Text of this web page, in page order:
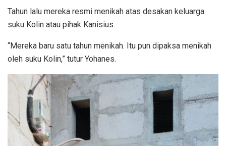
Tahun lalu mereka resmi menikah atas desakan keluarga
suku Kolin atau pihak Kanisius.
“Mereka baru satu tahun menikah. Itu pun dipaksa menikah
oleh suku Kolin,” tutur Yohanes.